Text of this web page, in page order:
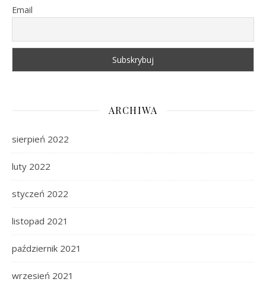
Email
ARCHIWA
sierpień 2022
luty 2022
styczeń 2022
listopad 2021
październik 2021
wrzesień 2021